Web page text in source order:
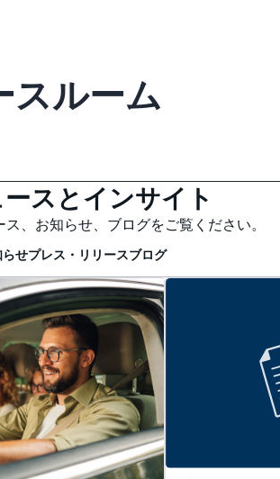
スルーム
スとインサイト
、お知らせ、ブログをご覧ください。
らせプレス・リリースブログ